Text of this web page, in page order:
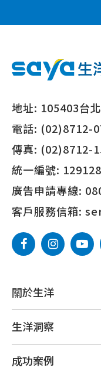
地址: 105403台
電話: (02)8712-
傳真: (02)8712-
統一編號:
廣告申請專線:
客戶服務信箱:
關於生洋
生洋洞察
成功案例